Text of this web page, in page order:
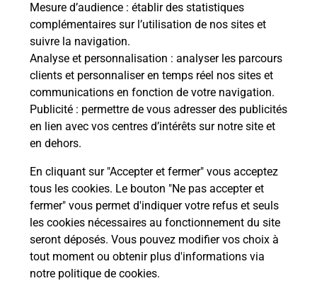
Mesure d’audience : établir des statistiques
complémentaires sur l’utilisation de nos sites et
suivre la navigation.
Analyse et personnalisation : analyser les parcours
clients et personnaliser en temps réel nos sites et
communications en fonction de votre navigation.
Publicité : permettre de vous adresser des publicités
en lien avec vos centres d’intérêts sur notre site et
en dehors.
En cliquant sur "Accepter et fermer" vous acceptez
tous les cookies. Le bouton "Ne pas accepter et
fermer" vous permet d'indiquer votre refus et seuls
les cookies nécessaires au fonctionnement du site
seront déposés. Vous pouvez modifier vos choix à
tout moment ou obtenir plus d'informations via
notre politique de cookies.
Comment La Poste participe-t-elle
à votre sécurité au quotidien ?
Puis-je passer mon code de la route
avec La Poste et sous quelles
conditions ?
Localiser Liste Ille-et-Vilaine ERBREE